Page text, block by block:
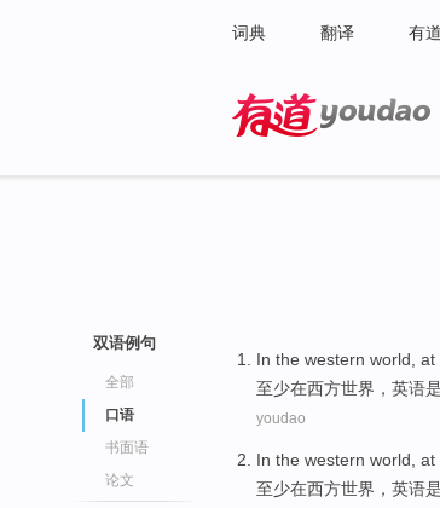
词典 翻译 有
双语例句
全部
口语
书面语
论文
In the western world at
至少在西方世界 ， 英语是
youdao
In the western world at
至少在西方世界 ， 英语是